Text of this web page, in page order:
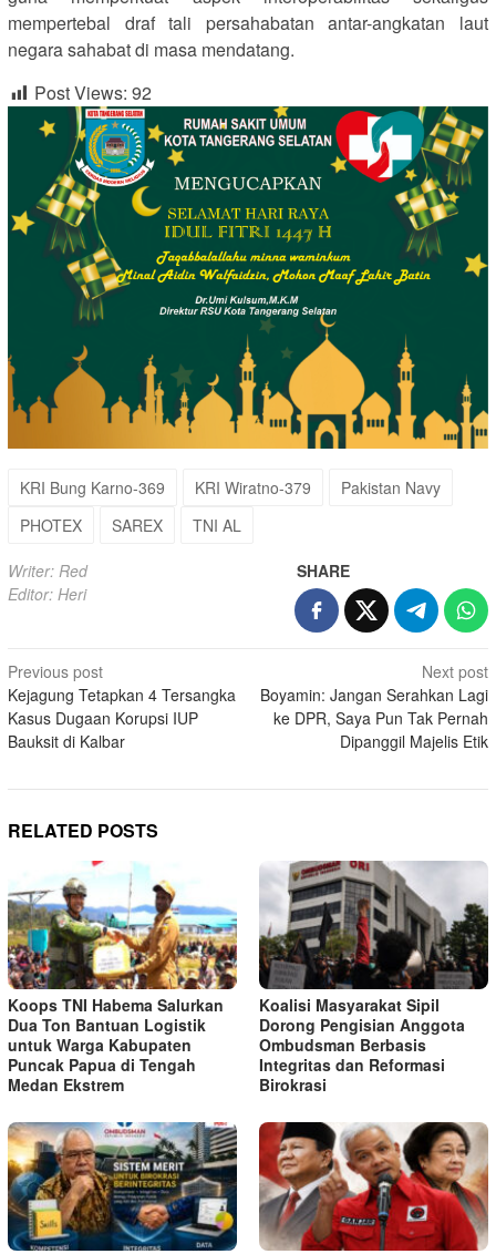
mempertebal draf tali persahabatan antar-angkatan laut
negara sahabat di masa mendatang.
Post Views: 92
KRI Bung Karno-369 KRI Wiratno-379
Pakistan Navy
PHOTEX
SAREX TNI AL
Writer: Red
Editor: Heri
SHARE
Post
navigation
Previous post
Kejagung Tetapkan 4 Tersangka
Kasus Dugaan Korupsi IUP
Bauksit di Kalbar
Next post
Boyamin: Jangan Serahkan Lagi
ke DPR, Saya Pun Tak Pernah
Dipanggil Majelis Etik
RELATED POSTS
Koops TNI Habema Salurkan
Dua Ton Bantuan Logistik
untuk Warga Kabupaten
Puncak Papua di Tengah
Medan Ekstrem
Koalisi Masyarakat Sipil
Dorong Pengisian Anggota
Ombudsman Berbasis
Integritas dan Reformasi
Birokrasi